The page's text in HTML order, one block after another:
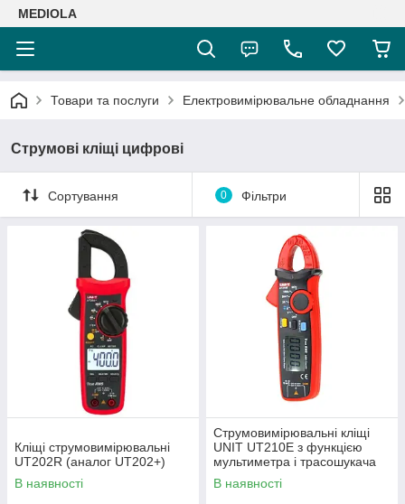
MEDIOLA
Товари та послуги Електровимірювальне обладнання
Струмові кліщі цифрові
Сортування 0 Фільтри
Кліщі струмовимірювальні
UT202R (аналог UT202+)
В наявності
Струмовимірювальні кліщі
UNIT UT210E з функцією
мультиметра і трасошукача
В наявності